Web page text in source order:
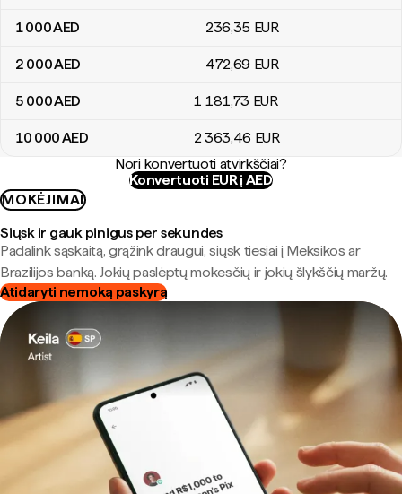
1 000AED 236,35 EUR
2 000AED 472,69 EUR
5 000AED 1 181,73 EUR
10 000AED 2 363,46 EUR
Nori konvertuoti atvirkščiai?
Konvertuoti EUR į AED
MOKĖJIMAI
Siųsk ir gauk pinigus per sekundes
Padalink sąskaitą, grąžink draugui, siųsk tiesiai į Meksikos ar
Brazilijos banką. Jokių paslėptų mokesčių ir jokių šlykščių maržų.
Atidaryti nemoką paskyrą